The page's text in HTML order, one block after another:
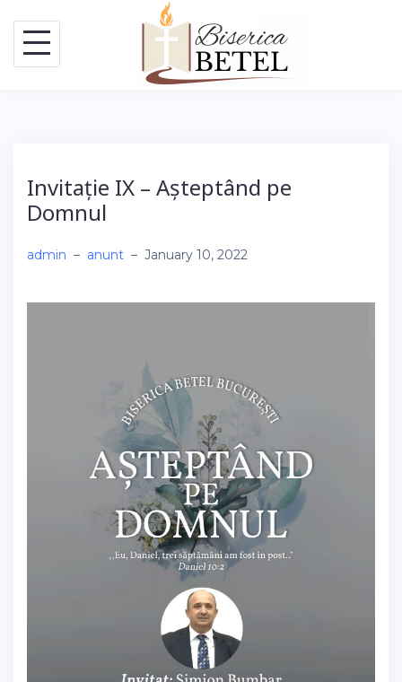
content
Invitație IX – Așteptând pe
Domnul
admin – anunt – January 10, 2022